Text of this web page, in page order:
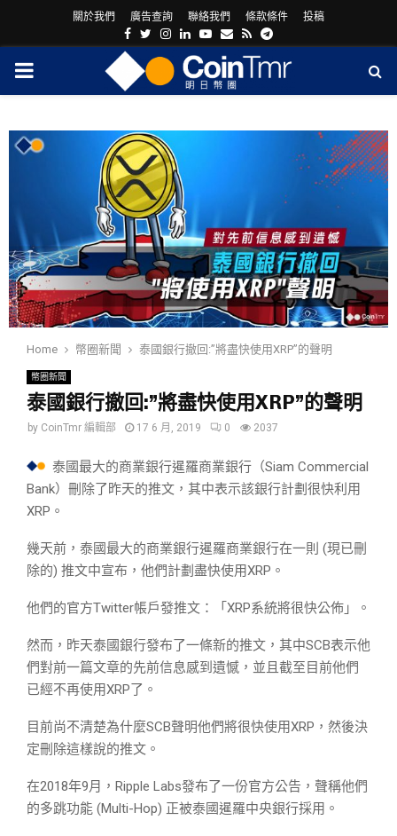
關於我們 廣告查詢 聯絡我們 條款條件 投稿
Facebook
Twitter
Instagram
LinkedinYoutube
Email
RssTelegram
PRIMARY
Home 幣圈新聞 泰國銀行撤回:”將盡快使用XRP”的聲明
幣圈新聞
泰國銀行撤回:”將盡快使用XRP”的聲明
by CoinTmr 編輯部 17 6 月, 2019 0 2037
泰國最大的商業銀行暹羅商業銀行（Siam Commercial
Bank）刪除了昨天的推文，其中表示該銀行計劃很快利用
XRP。
幾天前，泰國最大的商業銀行暹羅商業銀行在一則 (現已刪
除的) 推文中宣布，他們計劃盡快使用XRP。
他們的官方Twitter帳戶發推文：「XRP系統將很快公佈」。
然而，昨天泰國銀行發布了一條新的推文，其中SCB表示他
們對前一篇文章的先前信息感到遺憾，並且截至目前他們
已經不再使用XRP了。
目前尚不清楚為什麼SCB聲明他們將很快使用XRP，然後決
定刪除這樣說的推文。
在2018年9月，Ripple Labs發布了一份官方公告，聲稱他們
的多跳功能 (Multi-Hop) 正被泰國暹羅中央銀行採用。